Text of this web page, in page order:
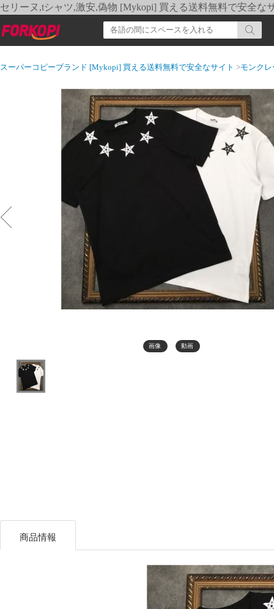
セリーヌ,tシャツ,激安,偽物 [Mykopi] 買える送料無料で安全な
スーパーコピーブランド [Mykopi] 買える送料無料で安全なサイト >モンク
画像 動画
商品情報